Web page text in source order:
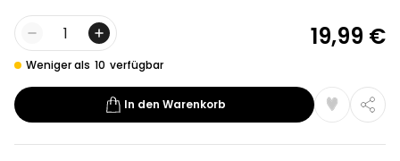
Menge
Weniger als 10 verfügbar
19,99 €
In den Warenkorb